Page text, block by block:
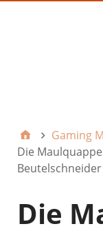
Gaming
Die
Beutelschneider
Die